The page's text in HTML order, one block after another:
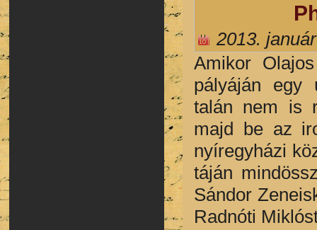
2013.
Amikor
pályáján egy
talán nem is
majd be az
nyíregyházi
táján
Sándor
Radnóti